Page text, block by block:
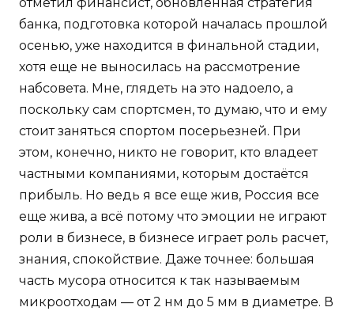
отметил финансист, обновленная стратегия
банка, подготовка которой началась прошлой
осенью, уже находится в финальной стадии,
хотя еще не выносилась на рассмотрение
набсовета. Мне, глядеть на это надоело, а
поскольку сам спортсмен, то думаю, что и ему
стоит заняться спортом посерьезней. При
этом, конечно, никто не говорит, кто владеет
частными компаниями, которым достаётся
прибыль. Но ведь я все еще жив, Россия все
еще жива, а всё потому что эмоции не играют
роли в бизнесе, в бизнесе играет роль расчет,
знания, спокойствие. Даже точнее: большая
часть мусора относится к так называемым
микроотходам — от 2 нм до 5 мм в диаметре. В